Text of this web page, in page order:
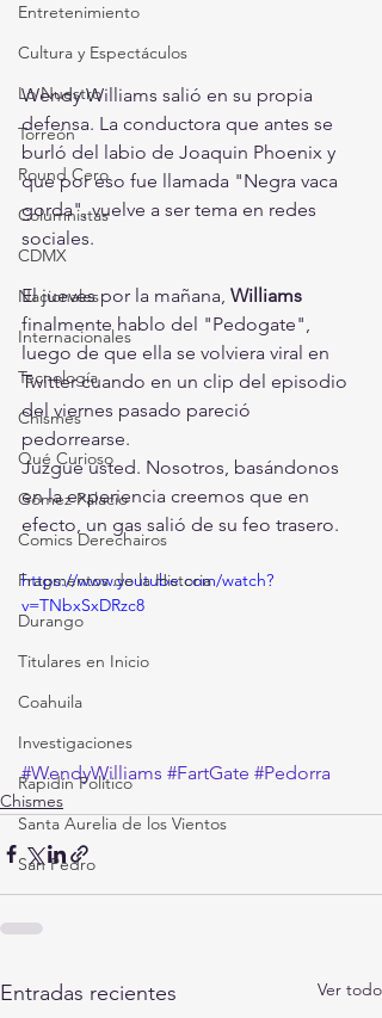
Entretenimiento
Cultura y Espectáculos
Lo Nuestro
Torreón
Round Cero
Columnistas
CDMX
Nacionales
Internacionales
Tecnología
Chismes
Qué Curioso
Gómez Palacio
Comics Derechairos
Fragmentos de la Historia
Durango
Titulares en Inicio
Coahuila
Investigaciones
Rapidín Político
Santa Aurelia de los Vientos
San Pedro
Wendy Williams salió en su propia
defensa. La conductora que antes se
burló del labio de Joaquin Phoenix y
que por eso fue llamada "Negra vaca
gorda", vuelve a ser tema en redes
sociales.
El jueves por la mañana, Williams
finalmente hablo del "Pedogate",
luego de que ella se volviera viral en
Twitter cuando en un clip del episodio
del viernes pasado pareció
pedorrearse.
Juzgue usted. Nosotros, basándonos
en la experiencia creemos que en
efecto, un gas salió de su feo trasero.
https://www.youtube.com/watch?
v=TNbxSxDRzc8
#WendyWilliams #FartGate #Pedorra
Chismes
Entradas recientes Ver todo